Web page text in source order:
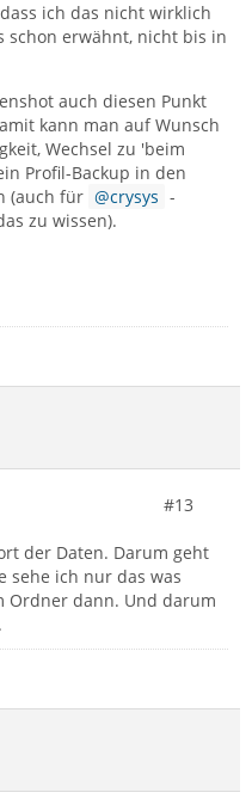
ich das nicht wirklich
schon erwähnt, nicht bis in
auch diesen Punkt
kann man auf Wunsch
Wechsel zu 'beim
Profil-Backup in den
(auch für
crysys -
zu wissen).
#13
der Daten. Darum geht
sehe ich nur das was
Ordner dann. Und darum